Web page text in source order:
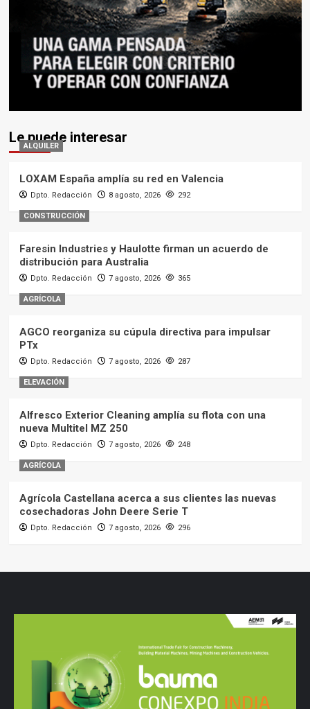
Le puede interesar
ALQUILER
LOXAM España amplía su red en Valencia
Dpto. Redacción 8 agosto, 2026 292
CONSTRUCCIÓN
Faresin Industries y Haulotte firman un acuerdo de
distribución para Australia
Dpto. Redacción 7 agosto, 2026 365
AGRÍCOLA
AGCO reorganiza su cúpula directiva para impulsar
PTx
Dpto. Redacción 7 agosto, 2026 287
ELEVACIÓN
Alfresco Exterior Cleaning amplía su flota con una
nueva Multitel MZ 250
Dpto. Redacción 7 agosto, 2026 248
AGRÍCOLA
Agrícola Castellana acerca a sus clientes las nuevas
cosechadoras John Deere Serie T
Dpto. Redacción 7 agosto, 2026 296